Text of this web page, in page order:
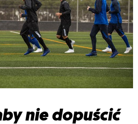
nie dopuścić